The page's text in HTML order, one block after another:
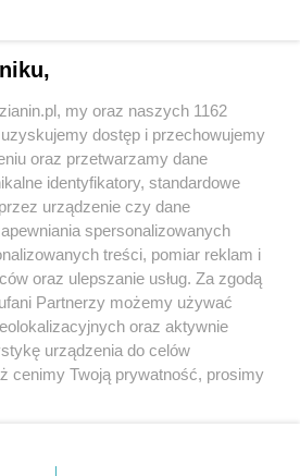
regulamin korzystania z portali
Skontakuj sięz nami
Kontakt
Wydawca
Redakcja
my oraz naszych 1162
dostęp i przechowujemy
oraz przetwarzamy dane
identyfikatory, standardowe
urządzenie czy dane
spersonalizowanych
treści, pomiar reklam i
oraz ulepszanie usług. Za zgodą
Partnerzy możemy używać
oraz aktywnie
urządzenia do celów
cenimy Twoją prywatność, prosimy
się w lewym dolnym rogu strony